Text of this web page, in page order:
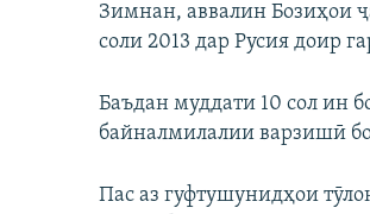
Зимнан, аввалин Бозиҳои
соли 2013 дар Русия доир
Баъдан муддати 10 сол ин
байналмилалии варзишӣ
Пас аз гуфтушунидҳои